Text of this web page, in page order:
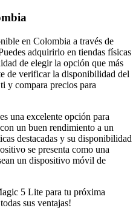
en Colombia a través de
adquirirlo en tiendas físicas
de elegir la opción que más
de verificar la disponibilidad del
y compara precios para
una excelente opción para
un buen rendimiento a un
destacadas y su disponibilidad
se presenta como una
un dispositivo móvil de
5 Lite para tu próxima
sus ventajas!